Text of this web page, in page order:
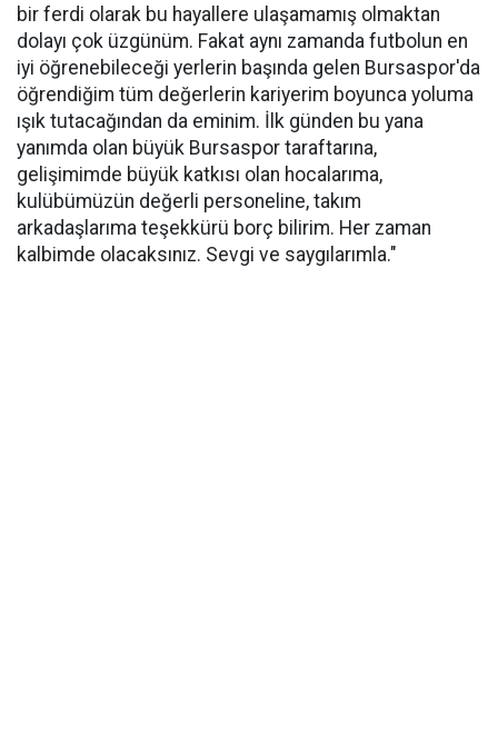
bir ferdi olarak bu hayallere ulaşamamış olmaktan
dolayı çok üzgünüm. Fakat aynı zamanda futbolun en
iyi öğrenebileceği yerlerin başında gelen Bursaspor'da
öğrendiğim tüm değerlerin kariyerim boyunca yoluma
ışık tutacağından da eminim. İlk günden bu yana
yanımda olan büyük Bursaspor taraftarına,
gelişimimde büyük katkısı olan hocalarıma,
kulübümüzün değerli personeline, takım
arkadaşlarıma teşekkürü borç bilirim. Her zaman
kalbimde olacaksınız. Sevgi ve saygılarımla."